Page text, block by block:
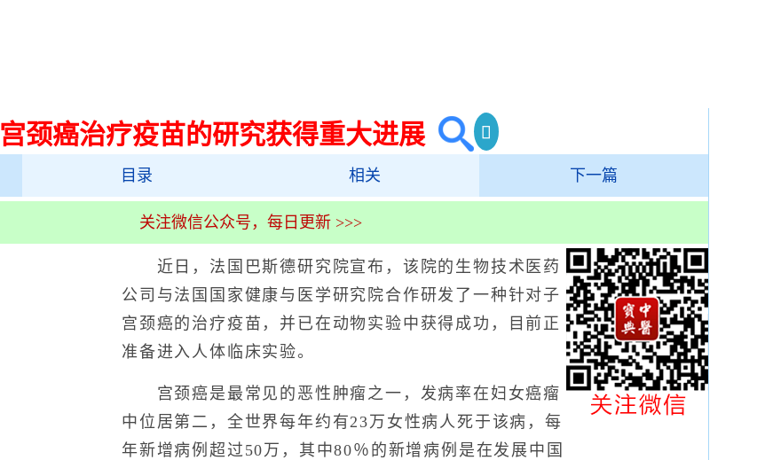
宫颈癌治疗疫苗的研究获得重大进展
目录 相关 下一篇
关注微信公众号，每日更新 >>>
近日，法国巴斯德研究院宣布，该院的生物技术医药
公司与法国国家健康与医学研究院合作研发了一种针对子
宫颈癌的治疗疫苗，并已在动物实验中获得成功，目前正
准备进入人体临床实验。
宫颈癌是最常见的恶性肿瘤之一，发病率在妇女癌瘤
中位居第二，全世界每年约有23万女性病人死于该病，每
年新增病例超过50万，其中80％的新增病例是在发展中国